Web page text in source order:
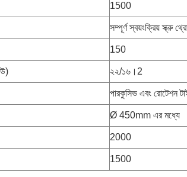
1500
সম্পূর্ণ স্বয়ংক্রিয় স্ক্রু
150
২২/১৬।2
পারকুসিভ এবং রোটেশন
Ø 450mm এর মধ্যে
2000
1500